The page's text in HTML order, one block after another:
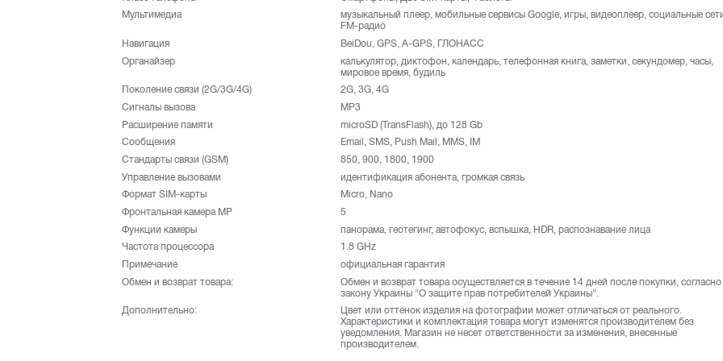
Мультимедиа
музыкальный плеер, мобильные сервисы Google, игры, видеоплеер, социальные
FM-радио
Навигация
BeiDou, GPS, A-GPS, ГЛОНАСС
Органайзер
калькулятор, диктофон, календарь, телефонная книга, заметки, секундомер, часы,
мировое время, будиль
Поколение связи (2G/3G/4G)
2G, 3G, 4G
Сигналы вызова
MP3
Расширение памяти
microSD (TransFlash), до 128 Gb
Сообщения
Email, SMS, Push Mail, MMS, IM
Стандарты связи (GSM)
850, 900, 1800, 1900
Управление вызовами
идентификация абонента, громкая связь
Формат SIM-карты
Micro, Nano
Фронтальная камера МР
5
Функции камеры
панорама, геотегинг, автофокус, вспышка, HDR, распознавание лица
Частота процессора
1.8 GHz
Примечание
официальная гарантия
Обмен и возврат товара:
Обмен и возврат товара осуществляется в течение 14 дней после покупки, согласно
закону Украины "О защите прав потребителей Украины".
Дополнительно:
Цвет или оттенок изделия на фотографии может отличаться от реального.
Характеристики и комплектация товара могут изменятся производителем без
уведомления. Магазин не несет ответственности за изменения, внесенные
производителем.